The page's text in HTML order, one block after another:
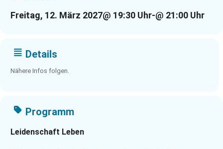
Freitag, 12. März 2027@ 19:30 Uhr-@ 21:00 Uhr
Details
Nähere Infos folgen.
Programm
Leidenschaft Leben